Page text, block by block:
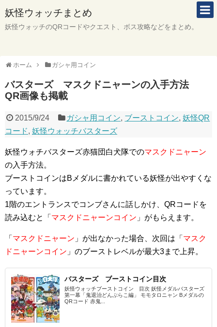
妖怪ウォッチまとめ
妖怪ウォッチのQRコードやクエスト、ボス攻略などをまとめ。
ホーム ガシャ用コイン
バスターズ マスクドニャーンの入手方法
QR画像も掲載
2015/9/24 ガシャ用コイン, ブーストコイン,妖怪QR
コード, 妖怪ウォッチバスターズ
妖怪ウォチバスターズ赤猫団白犬隊でのマスクドニャーン
の入手方法。
ブーストコインはBメダルに書かれている妖怪が出やすくな
っています。
1階のエントランスでコンブさんに話しかけ、QRコードを
読み込むと「 マスクドニャーンコイン 」がもらえます。
「 マスクドニャーン 」が出なかった場合、次回は「 マスク
ドニャーンコイン 」のブーストレベルが最大3まで上昇。
バスターズ ブーストコイン目次
妖怪ウォッチブーストコイン 目次 妖怪メダルバスターズ
第一幕「鬼退治どんぶらこ編」 モモタロニャン Bメダルの
QRコード 赤鬼...